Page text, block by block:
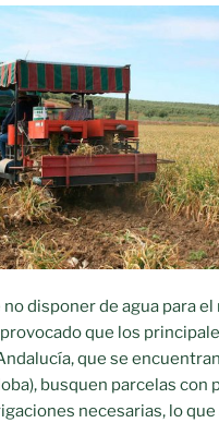
disponer de agua para el
que los
que se
busquen parcelas con
necesarias, lo que